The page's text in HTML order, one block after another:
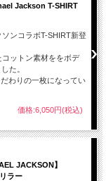
Jackson T-SHIRT
ンコラボT-SHIRT新登
ットン素材ををボデ
た。
わりの一枚になってい
価格:6,050円(税込)
JACKSON】
ラー